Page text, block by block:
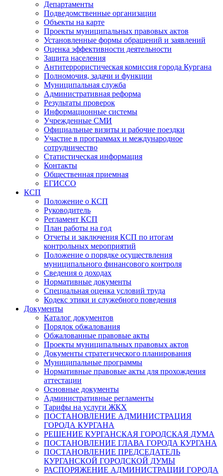
Департаменты
Подведомственные организации
Объекты на карте
Проекты муниципальных правовых актов
Установленные формы обращений и заявлений
Оценка эффективности деятельности
Защита населения
Антитеррористическая комиссия города Кургана
Полномочия, задачи и функции
Муниципальная служба
Административная реформа
Результаты проверок
Информационные системы
Учрежденные СМИ
Официальные визиты и рабочие поездки
Участие в программах и международное
сотрудничество
Статистическая информация
Контакты
Общественная приемная
ЕГИССО
КСП
Положение о КСП
Руководитель
Регламент КСП
План работы на год
Отчеты и заключения КСП по итогам
контрольных мероприятий
Положение о порядке осуществления
муниципального финансового контроля
Сведения о доходах
Нормативные документы
Специальная оценка условий труда
Кодекс этики и служебного поведения
Документы
Каталог документов
Порядок обжалования
Обжалованные правовые акты
Проекты муниципальных правовых актов
Документы стратегического планирования
Муниципальные программы
Нормативные правовые акты для прохождения
аттестации
Основные документы
Административные регламенты
Тарифы на услуги ЖКХ
ПОСТАНОВЛЕНИЕ АДМИНИСТРАЦИЯ
ГОРОДА КУРГАНА
РЕШЕНИЕ КУРГАНСКАЯ ГОРОДСКАЯ ДУМА
ПОСТАНОВЛЕНИЕ ГЛАВА ГОРОДА КУРГАНА
ПОСТАНОВЛЕНИЕ ПРЕДСЕДАТЕЛЬ
КУРГАНСКОЙ ГОРОДСКОЙ ДУМЫ
РАСПОРЯЖЕНИЕ АДМИНИСТРАЦИИ ГОРОДА